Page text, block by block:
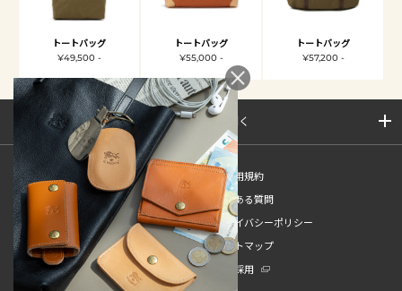
トートバッグ
¥49,500 -
トートバッグ
¥55,000 -
トートバッグ
¥57,200 -
サイトマップを開く
新規会員登録
ご利用規約
ご利用ガイド
よくある質問
特定商取引法
プライバシーポリシー
お問い合わせ
サイトマップ
販売スタッフ中途採用
新卒採用